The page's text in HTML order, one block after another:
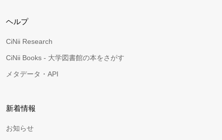
ヘルプ
CiNii Research
CiNii Books - 大学図書館の本をさがす
メタデータ・API
新着情報
お知らせ